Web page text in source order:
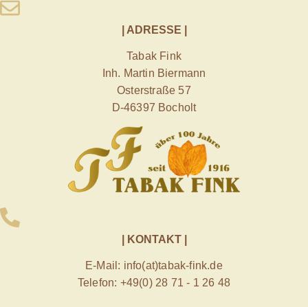
| ADRESSE |
Tabak Fink
Inh. Martin Biermann
Osterstraße 57
D-46397 Bocholt
| KONTAKT |
E-Mail: info(at)tabak-fink.de
Telefon: +49(0) 28 71 - 1 26 48